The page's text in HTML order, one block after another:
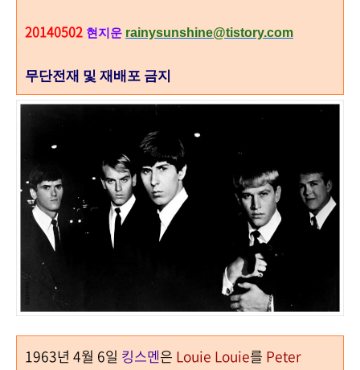
20140502 현지운 rainysunshine@tistory.com
무단전재 및 재배포 금지
1963년 4월 6일 킹스멘은 Louie Louie를 Peter